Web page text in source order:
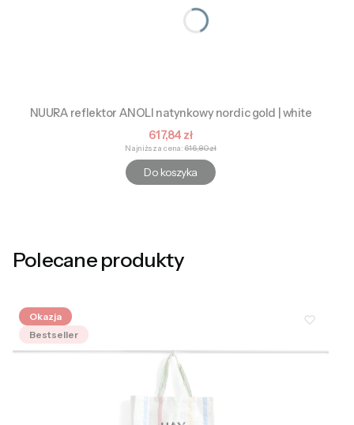
NUURA reflektor ANOLI natynkowy nordic gold | white
Cena promocyjna
617,84 zł
Najniższa cena: 616,80 zł
Do koszyka
Polecane produkty
Okazja
Bestseller